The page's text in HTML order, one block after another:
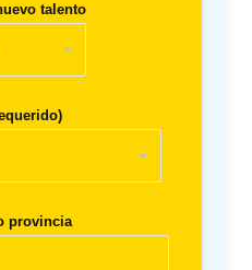
talento
provincia